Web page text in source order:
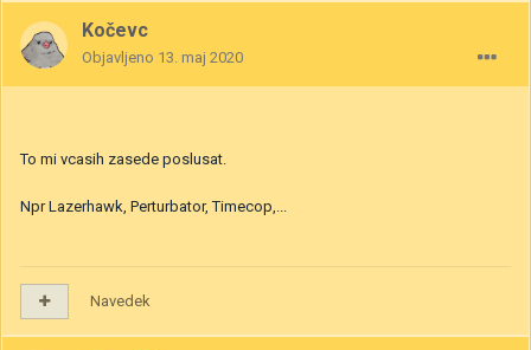
Kočevc
Objavljeno 13. maj 2020
To mi vcasih zasede poslusat.
Npr Lazerhawk, Perturbator, Timecop,...
Navedek